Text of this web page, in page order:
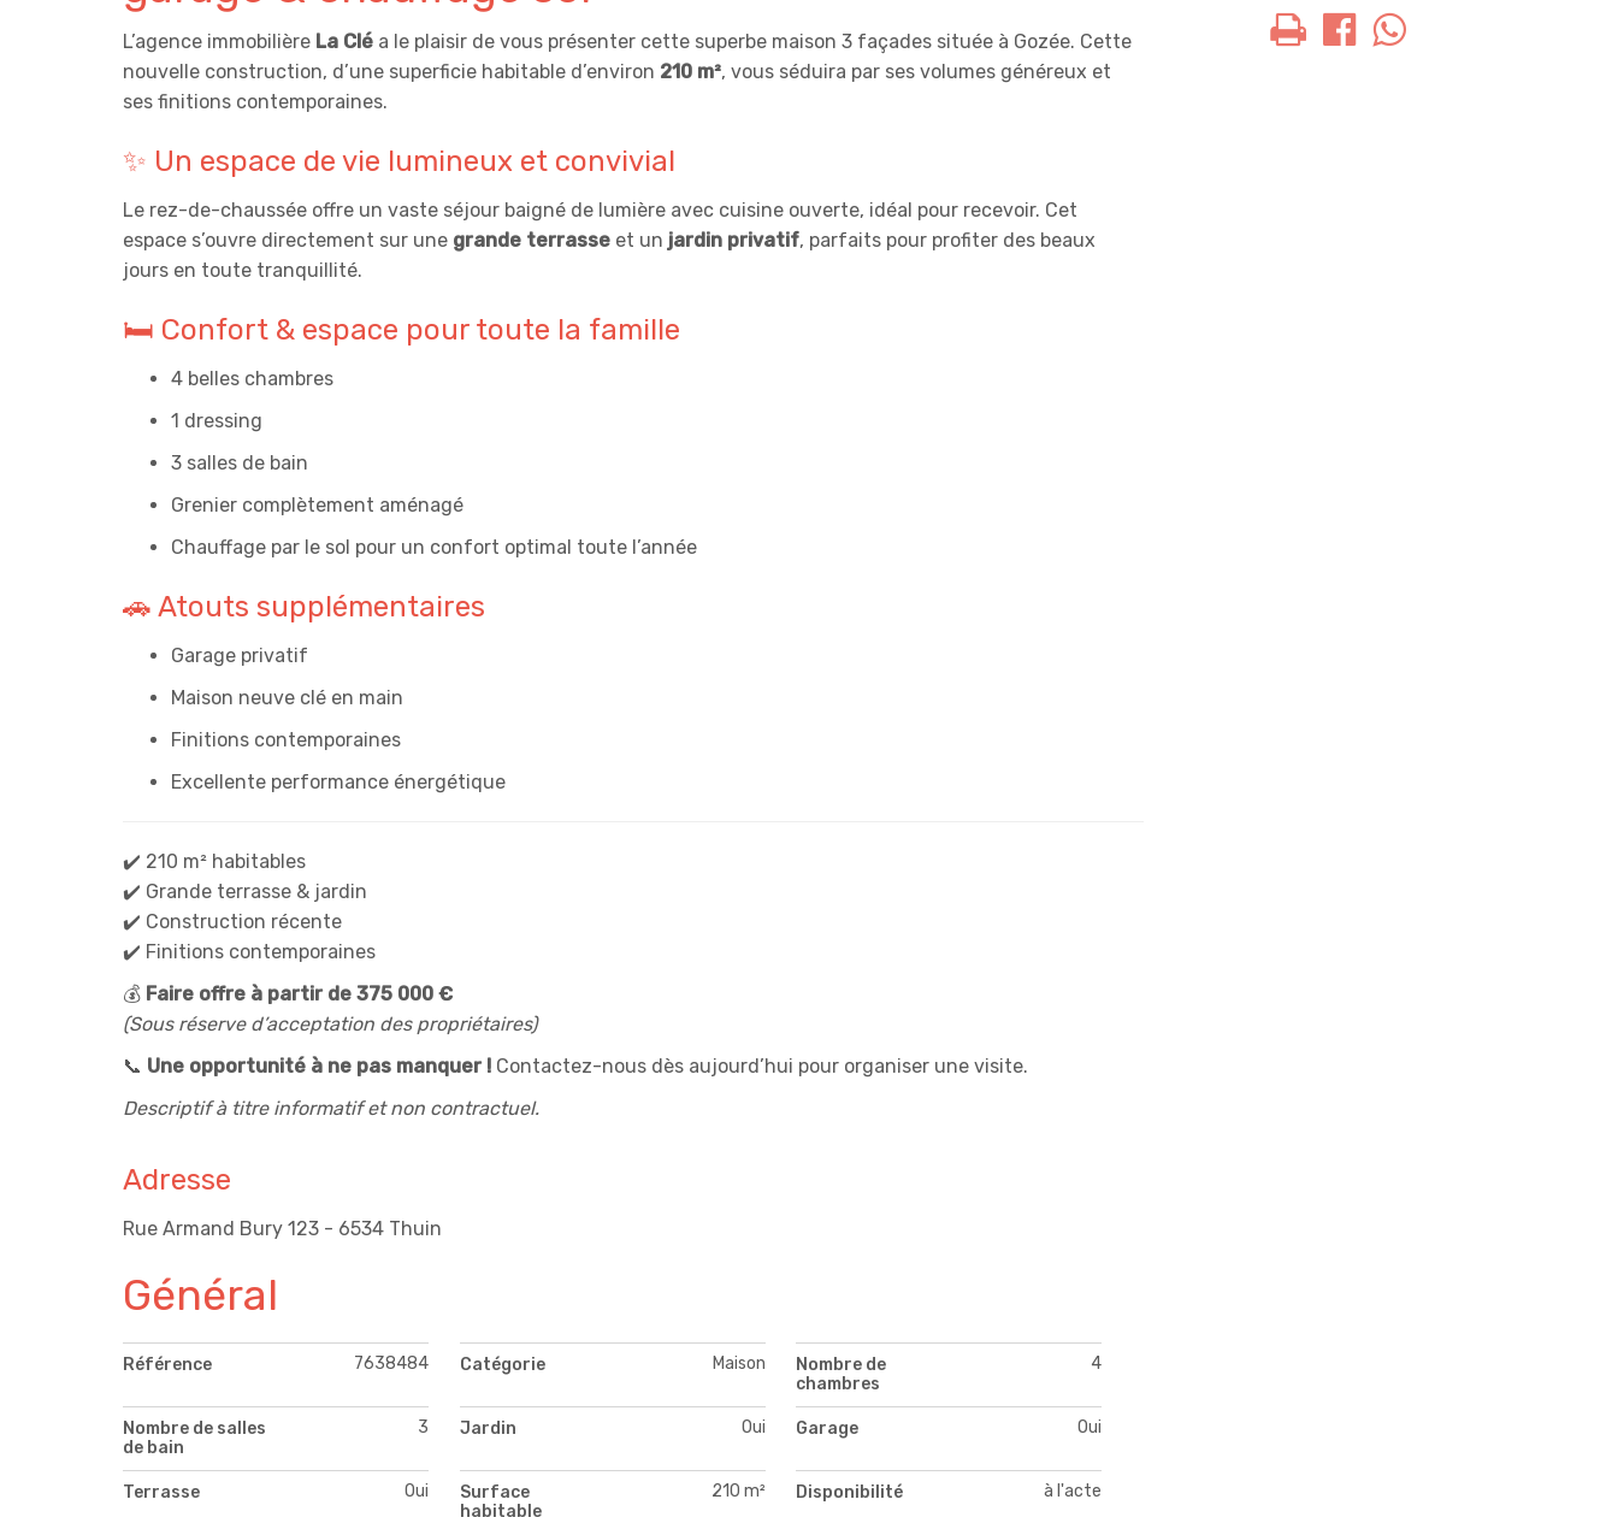
L’agence immobilière La Clé a le plaisir de vous présenter cette superbe maison 3 façades située à Gozée. Cette
nouvelle construction, d’une superficie habitable d’environ 210 m², vous séduira par ses volumes généreux et
ses finitions contemporaines.
✨ Un espace de vie lumineux et convivial
Le rez-de-chaussée offre un vaste séjour baigné de lumière avec cuisine ouverte, idéal pour recevoir. Cet
espace s’ouvre directement sur une grande terrasse et un jardin privatif, parfaits pour profiter des beaux
jours en toute tranquillité.
🛏️ Confort & espace pour toute la famille
4 belles chambres
1 dressing
3 salles de bain
Grenier complètement aménagé
Chauffage par le sol pour un confort optimal toute l’année
🚗 Atouts supplémentaires
Garage privatif
Maison neuve clé en main
Finitions contemporaines
Excellente performance énergétique
✔️ 210 m² habitables
✔️ Grande terrasse & jardin
✔️ Construction récente
✔️ Finitions contemporaines
💰 Faire offre à partir de 375 000 €
(Sous réserve d’acceptation des propriétaires)
📞 Une opportunité à ne pas manquer ! Contactez-nous dès aujourd’hui pour organiser une visite.
Descriptif à titre informatif et non contractuel.
Adresse
Rue Armand Bury 123 - 6534 Thuin
Général
Référence 7638484 Catégorie Maison
Nombre de
chambres
4
Nombre de salles
de bain
3 Jardin Oui Garage Oui
Terrasse Oui
Surface
habitable
210 m² Disponibilité à l'acte